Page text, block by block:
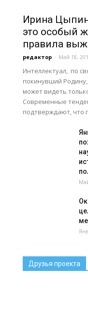
Ирина
это особый
правила
редактор - Май 18,
Интеллектуал, по
покинувший
может видеть
Современные
подтверждают, что
Друзья проекта